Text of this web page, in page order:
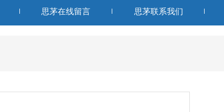
思茅在线留言 思茅联系我们